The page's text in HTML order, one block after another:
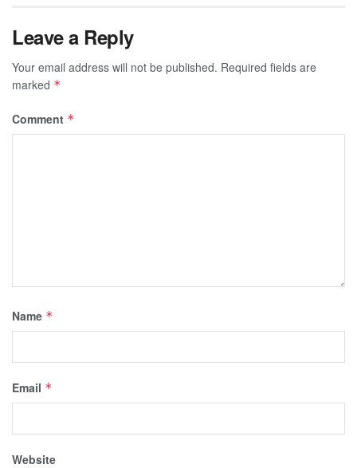
Leave a Reply
Your email address will not be published. Required fields are
marked *
Comment *
Name *
Email *
Website